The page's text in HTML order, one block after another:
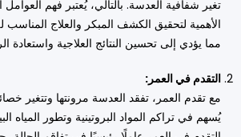
تغير شفافية العدسة. بالتالي، يُعتبر فهم العوامل
الأهمية لتحقيق الكشف المبكر والعلاج المناسب
مما يؤدي إلى تحسين النتائج العلاجية واستعادة
التقدم في العمر:
مع تقدم العمر، تفقد العدسة مرونتها وتتغير
يُسهم في تراكم المواد البروتينية وتطور المياه